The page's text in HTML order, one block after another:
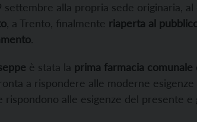
alla propria sede originaria, al
, a Trento, finalmente riaperta al
.
è stata la prima farmacia comunale
a rispondere alle moderne
rispondono alle esigenze del presente